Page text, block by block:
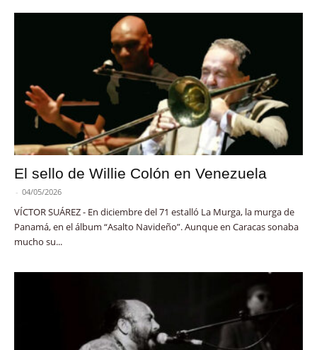
El sello de Willie Colón en Venezuela
- 04/05/2026
VÍCTOR SUÁREZ - En diciembre del 71 estalló La Murga, la murga de
Panamá, en el álbum “Asalto Navideño”. Aunque en Caracas sonaba
mucho su...